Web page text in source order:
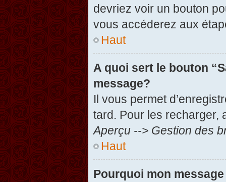
devriez voir un bouton
vous accéderez aux
Haut
A quoi sert le bouton
message?
Il vous permet
tard. Pour les recharger,
Aperçu --> Gestion des
Haut
Pourquoi mon